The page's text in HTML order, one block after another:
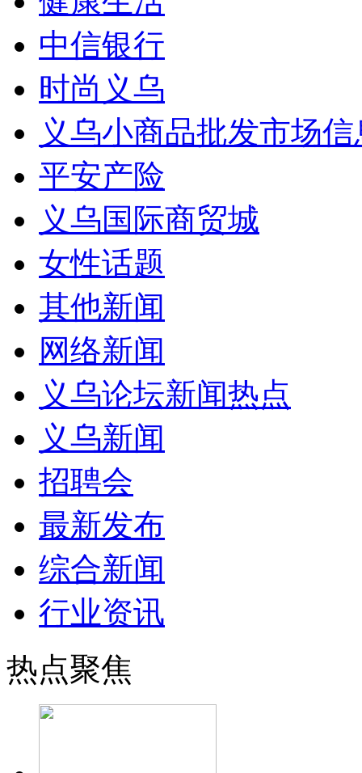
中信银行
时尚义乌
义乌小商品批发市场
平安产险
义乌国际商贸城
女性话题
其他新闻
网络新闻
义乌论坛新闻热点
义乌新闻
招聘会
最新发布
综合新闻
行业资讯
热点聚焦